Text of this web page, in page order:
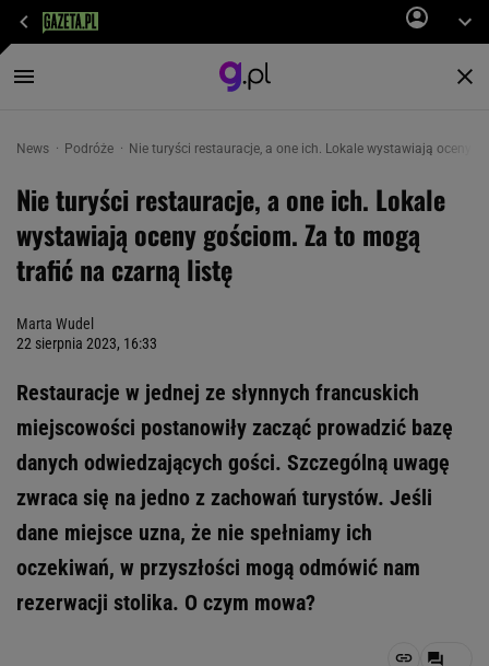
News Podróże Nie turyści restauracje, a one ich. Lokale wystawiają oceny
Nie turyści restauracje, a one ich. Lokale
wystawiają oceny gościom. Za to mogą
trafić na czarną listę
Marta Wudel
22 sierpnia 2023, 16:33
Restauracje w jednej ze słynnych francuskich
miejscowości postanowiły zacząć prowadzić bazę
danych odwiedzających gości. Szczególną uwagę
zwraca się na jedno z zachowań turystów. Jeśli
dane miejsce uzna, że nie spełniamy ich
oczekiwań, w przyszłości mogą odmówić nam
rezerwacji stolika. O czym mowa?